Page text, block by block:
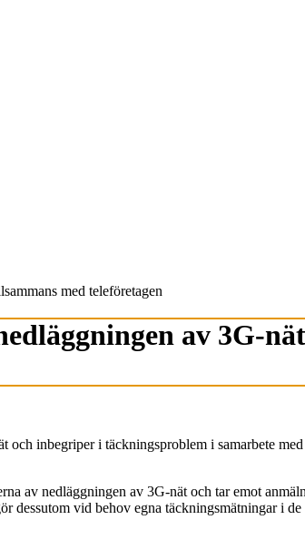
med teleföretagen
av 3G-
inbegriper i täckningsproblem i samarbete
av nedläggningen av 3G-nät och tar emot
vid behov egna täckningsmätningar i